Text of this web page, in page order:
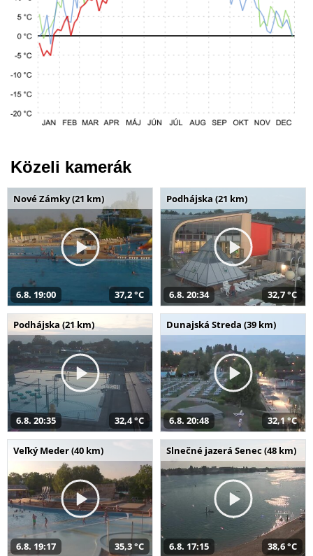
Közeli kamerák
Nové Zámky (21 km)
6.8. 19:00 37,2 °C
Podhájska (21 km)
6.8. 20:34 32,7 °C
Podhájska (21 km)
6.8. 20:35 32,4 °C
Dunajská Streda (39 km)
6.8. 20:48 32,1 °C
Veľký Meder (40 km)
6.8. 19:17 35,3 °C
Slnečné jazerá Senec (48 km)
6.8. 17:15 38,6 °C